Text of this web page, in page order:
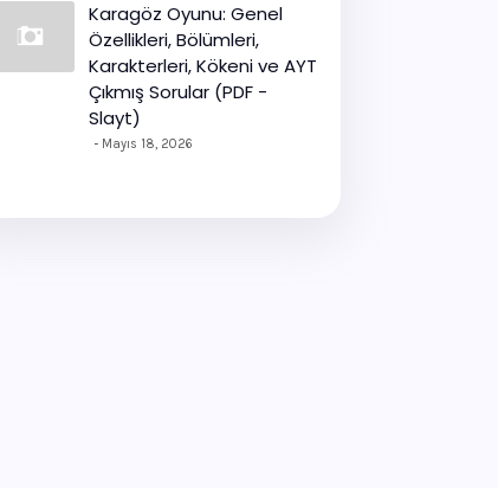
Karagöz Oyunu: Genel
Özellikleri, Bölümleri,
Karakterleri, Kökeni ve AYT
Çıkmış Sorular (PDF -
Slayt)
Mayıs 18, 2026